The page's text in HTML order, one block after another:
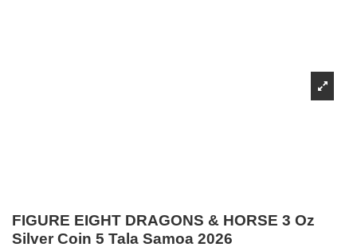
FIGURE EIGHT DRAGONS & HORSE 3 Oz
Silver Coin 5 Tala Samoa 2026